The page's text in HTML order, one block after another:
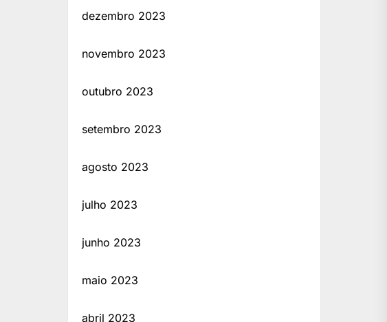
dezembro 2023
novembro 2023
outubro 2023
setembro 2023
agosto 2023
julho 2023
junho 2023
maio 2023
abril 2023